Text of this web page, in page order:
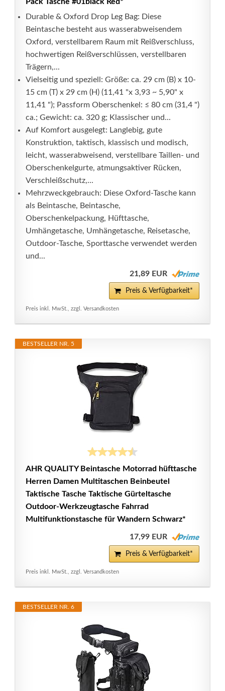
Durable & Oxford Drop Leg Bag: Diese
Beintasche besteht aus wasserabweisendem
Oxford, verstellbarem Raum mit Reißverschluss,
hochwertigen Reißverschlüssen, verstellbaren
Trägern,...
Vielseitig und speziell: Größe: ca. 29 cm (B) x 10-
15 cm (T) x 29 cm (H) (11,41 "x 3,93 ~ 5,90" x
11,41 "); Passform Oberschenkel: ≤ 80 cm (31,4 ")
ca.; Gewicht: ca. 320 g; Klassischer und...
Auf Komfort ausgelegt: Langlebig, gute
Konstruktion, taktisch, klassisch und modisch,
leicht, wasserabweisend, verstellbare Taillen- und
Oberschenkelgurte, atmungsaktiver Rücken,
Verschleißschutz,...
Mehrzweckgebrauch: Diese Oxford-Tasche kann
als Beintasche, Beintasche,
Oberschenkelpackung, Hüfttasche,
Umhängetasche, Umhängetasche, Reisetasche,
Outdoor-Tasche, Sporttasche verwendet werden
und...
21,89 EUR
Preis & Verfügbarkeit*
Preis inkl. MwSt., zzgl. Versandkosten
BESTSELLER NR. 5
AHR QUALITY Beintasche Motorrad hüfttasche
Herren Damen Multitaschen Beinbeutel
Taktische Tasche Taktische Gürteltasche
Outdoor-Werkzeugtasche Fahrrad
Multifunktionstasche für Wandern Schwarz*
17,99 EUR
Preis & Verfügbarkeit*
Preis inkl. MwSt., zzgl. Versandkosten
BESTSELLER NR. 6